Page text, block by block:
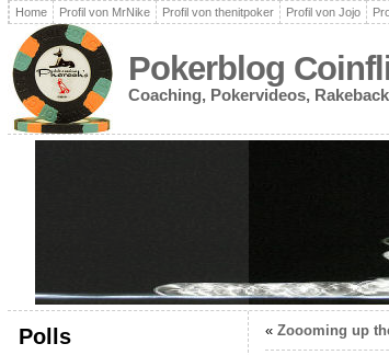
Home Profil von MrNike Profil von thenitpoker Profil von Jojo
Pokerblog
Coaching, Pokervideos, Rakeback
Polls « Zoooming up